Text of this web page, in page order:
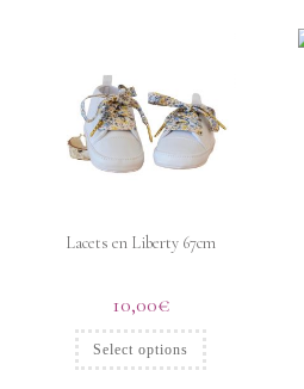
Lacets en Liberty 67cm
10,00€
Select options